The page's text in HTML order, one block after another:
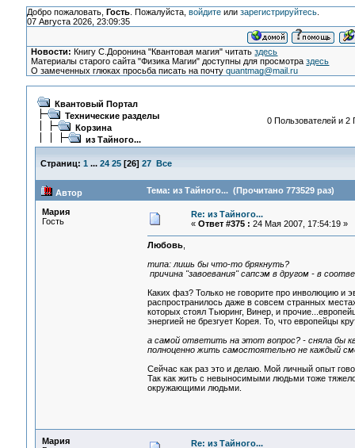
Добро пожаловать, Гость. Пожалуйста, войдитеили зарегистрируйтесь.
07 Августа 2026, 23:09:35
Новости: Книгу С.Доронина "Квантовая магия" читатьздесь
Материалы старого сайта "Физика Магии" доступны для просмотраздесь
О замеченных глюках просьба писать на почтуquantmag@mail.ru
Квантовый Портал
Технические разделы
Корзина
из Тайного...
0 Пользователей и 2
Страниц: 1 ... 24 25[26] 27 Все
Автор Тема: из Тайного... (Прочитано 773529 раз)
Мария
Гость
Re: из Тайного...
« Ответ #375 : 24 Мая 2007, 17:54:19 »
Любовь,
типа: лишь бы что-то брякнуть?
причина "завоевания" сапсэм в другом - в
Каких фаз? Только не говорите про инволюцию и
распространилось даже в совсем странных
которых стоял Тьюринг, Винер, и
энергией не брезгует Корея. То, что европейцы
а самой ответить на этот вопрос? - сняла бы
полноценно жить самостоятельно не каждый
Сейчас как раз это и делаю. Мой личный опыт
Так как жить с невыносимыми людьми тоже
окружающими людьми.
Мария
Re: из Тайного...